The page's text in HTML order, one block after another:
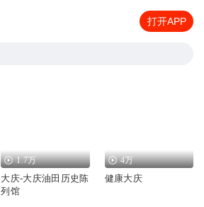
打开APP
1.7万
大庆-大庆油田历史陈
列馆
4万
健康大庆